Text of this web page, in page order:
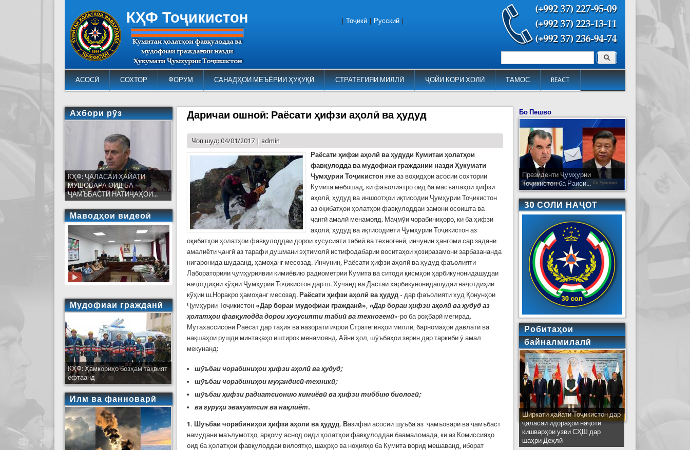
КҲФ Тоҷикистон
АСОСӢ СОХТОР ФОРУМ САНАДҲОИ МЕЪЁРИИ ҲУҚУҚӢ СТРАТЕГИЯИ МИЛЛӢ ҶОЙИ КОРИ ХОЛӢ ТАМОС REACT
Форма поиска Поиск
Тоҷикӣ Русский
Даричаи ошноӣ: Раёсати ҳифзи аҳолӣ ва ҳудуд
Чоп шуд: 04/01/2017 | admin
Раёсати ҳифзи аҳолӣ ва ҳудуди Кумитаи ҳолатҳои
фавқулодда ва мудофиаи граждании назди Ҳукумати
Ҷумҳурии Тоҷикистон яке аз воҳидҳои асосии сохтории
Кумита мебошад, ки фаъолиятро оид ба масъалаҳои ҳифзи
аҳолӣ, ҳудуд ва иншоотҳои иқтисодии Ҷумҳурии Тоҷикистон
аз оқибатҳои ҳолатҳои фавқулоддаи замони осоишта ва
ҷангӣ амалӣ менамояд. Маҷмӯи чорабиниҳоро, ки ба ҳифзи
аҳолӣ, ҳудуд ва иқтисодиёти Ҷумҳурии Тоҷикистон аз
оқибатҳои ҳолатҳои фавқулоддаи дорои хусусияти табиӣ ва техногенӣ, инчунин ҳангоми сар задани
амалиёти ҷангӣ аз тарафи душмани эҳтимолӣ истифодабарии воситаҳои ҳозиразамони зарбазананда
нигаронида шудаанд, ҳамоҳанг месозад. Инчунин, Раёсати ҳифзи аҳолӣ ва ҳудуд фаъолияти
Лабораторияи ҷумҳуриявии кимиёвию радиометрии Кумита ва ситоди қисмҳои ҳарбикунонидашудаи
наҷотдиҳии кўҳии Ҷумҳурии Тоҷикистон дар ш. Хучанд ва Дастаи харбикунонидашудаи наҷотдиҳии
кўҳии ш.Норакро ҳамоҳанг месозад. Раёсати ҳифзи аҳолӣ ва ҳудуд - дар фаъолияти худ Қонунҳои
Ҷумҳурии Тоҷикистон «Дар бораи мудофиаи гражданӣ» «Дар бораи ҳифзи аҳолӣ ва ҳудуд аз
ҳолатҳои фавқулодда дорои хусусияти табиӣ ва техногенӣ»-ро ба роҳбарӣ мегирад.
Мутахассисони Раёсат дар таҳия ва назорати иҷрои Стратегияҳои миллӣ, барномаҳои давлатӣ ва
нақшаҳои рушди минтақаҳо иштирок менамоянд. Айни ҳол, шӯъбаҳои зерин дар таркиби ӯ амал
мекунанд:
шӯъбаи чорабиниҳои ҳифзи аҳолӣ ва ҳудуд;
шӯъбаи чорабиниҳои муҳандисӣ-техникӣ;
шӯъбаи ҳифзи радиатсионию кимиёвӣ ва ҳифзи тиббию биологӣ;
ва гуруҳи эвакуатсия ва нақлиёт.
1. Шӯъбаи чорабиниҳои ҳифзи аҳолӣ ва ҳудуд. Вазифаи асосии шуъба аз ҷамъоварӣ ва ҷамъбаст
намудани маълумотҳо, арқому аснод оиди ҳолатҳои фавқулоддаи баамаломада, ки аз Комиссияҳо
оид ба ҳолатҳои фавқулоддаи вилоятҳо, шаҳрҳо ва ноҳияҳо ба Кумита ворид мешаванд, иборат
Ахбори рӯз
КҲФ: ҶАЛАСАИ ҲАЙАТИ
МУШОВАРА ОИД БА
ҶАМЪБАСТИ НАТИҶАҲОИ...
Маводҳои видеоӣ
Мудофиаи гражданӣ
КҲФ: Ҳамкориҳо бозҳам тақвият
ёфтаанд
Илм ва фанноварӣ
Бо Пешво
Президенти Ҷумҳурии
Тоҷикистон ба Раиси...
30 СОЛИ НАҶОТ
Робитаҳои
байналмилалӣ
Ширкати ҳайати Тоҷикистон дар
ҷаласаи идораҳои наҷоти
кишварҳои узви СҲШ дар
шаҳри Деҳлӣ